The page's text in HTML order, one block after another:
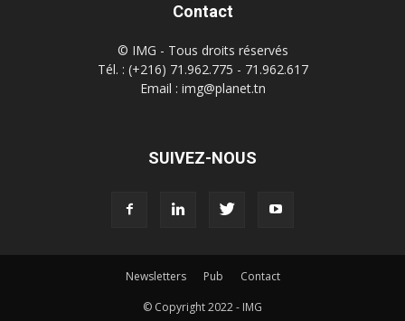
Contact
© IMG - Tous droits réservés
Tél. : (+216) 71.962.775 - 71.962.617
Email : img@planet.tn
SUIVEZ-NOUS
Newsletters Pub
Contact
© Copyright 2022 - IMG